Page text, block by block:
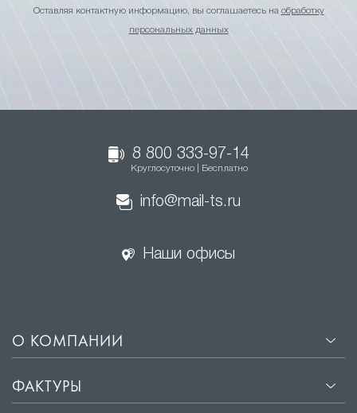
Оставляя контактную информацию, вы соглашаетесь на обработку
персональных данных
8 800 333-97-14
Круглосуточно | Бесплатно
info@mail-ts.ru
Наши офисы
О КОМПАНИИ
ФАКТУРЫ